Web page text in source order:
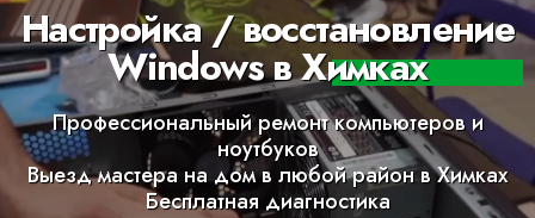
Настройка / восстановление
Windows в Химках
Профессиональный ремонт компьютеров и
ноутбуков
Выезд мастера на дом в любой район в Химках
Бесплатная диагностика